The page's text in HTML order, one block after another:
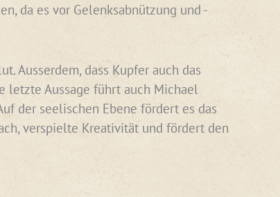
da es vor Gelenksabnützung und -
Ausserdem, dass Kupfer auch das
letzte Aussage führt auch Michael
der seelischen Ebene fördert es das
verspielte Kreativität und fördert den